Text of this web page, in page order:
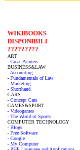
WIKIBOOKS
DISPONIBILI
?????????
ART
- Great Painters
BUSINESS&LAW
- Accounting
- Fundamentals of Law
- Marketing
- Shorthand
CARS
- Concept Cars
GAMES&SPORT
- Videogames
- The World of Sports
COMPUTER TECHNOLOGY
- Blogs
- Free Software
- Google
- My Computer